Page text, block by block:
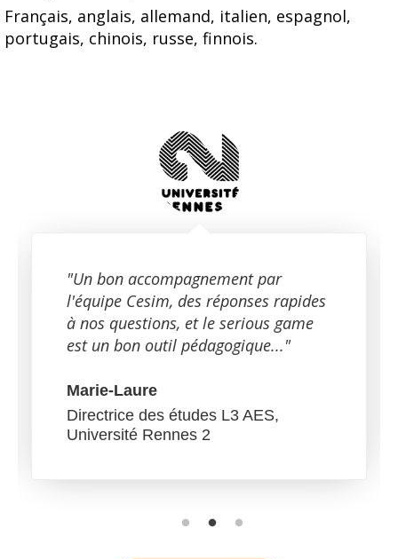
Français, anglais, allemand, italien, espagnol,
portugais, chinois, russe, finnois.
"Un bon accompagnement par
l'équipe Cesim, des réponses rapides
à nos questions, et le serious game
est un bon outil pédagogique..."
Marie-Laure
Directrice des études L3 AES,
Université Rennes 2